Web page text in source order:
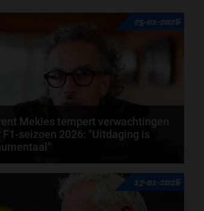
25-01-2026
Mekies tempert verwachtingen
F1-seizoen 2026: "Uitdaging is
Mekies heeft zijn licht laten schijnen op het
Formule 1-seizoen van 2026. De...17-01-2026